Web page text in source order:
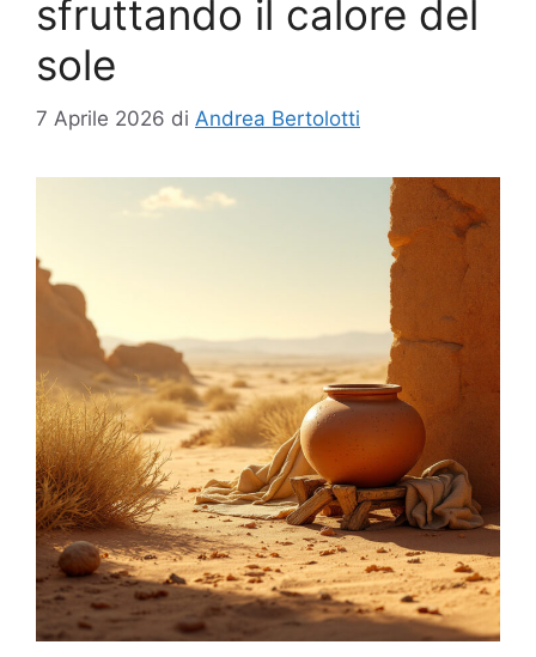
sfruttando il calore del
sole
7 Aprile 2026 di Andrea Bertolotti